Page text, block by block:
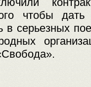
чтобы дать
в серьезных